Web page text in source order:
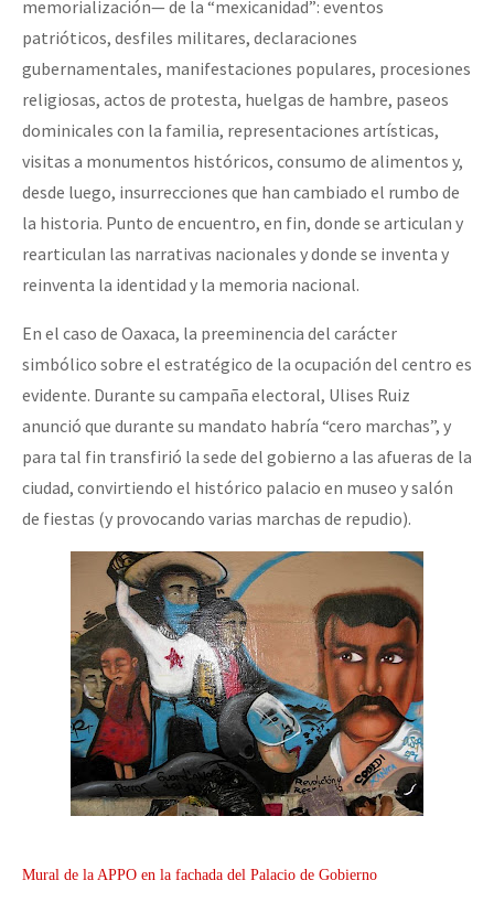
memorialización— de la “mexicanidad”: eventos
patrióticos, desfiles militares, declaraciones
gubernamentales, manifestaciones populares, procesiones
religiosas, actos de protesta, huelgas de hambre, paseos
dominicales con la familia, representaciones artísticas,
visitas a monumentos históricos, consumo de alimentos y,
desde luego, insurrecciones que han cambiado el rumbo de
la historia. Punto de encuentro, en fin, donde se articulan y
rearticulan las narrativas nacionales y donde se inventa y
reinventa la identidad y la memoria nacional.
En el caso de Oaxaca, la preeminencia del carácter
simbólico sobre el estratégico de la ocupación del centro es
evidente. Durante su campaña electoral, Ulises Ruiz
anunció que durante su mandato habría “cero marchas”, y
para tal fin transfirió la sede del gobierno a las afueras de la
ciudad, convirtiendo el histórico palacio en museo y salón
de fiestas (y provocando varias marchas de repudio).
Mural de la APPO en la fachada del Palacio de Gobierno